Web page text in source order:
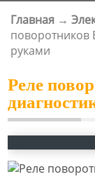
ВЫ ЗДЕСЬ
Главная →
поворотников
руками
Реле